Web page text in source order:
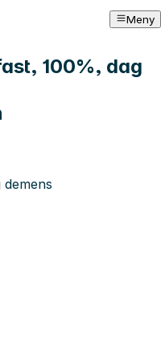
Meny
100%, dag